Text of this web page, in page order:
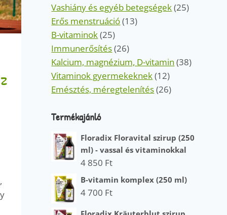
Vashiány és egyéb betegségek(25)
Erős menstruáció(13)
B-vitaminok(25)
Immunerősítés(26)
Kalcium, magnézium, D-vitamin (38)
Vitaminok gyermekeknek(12)
Emésztés, méregtelenítés(26)
Termékajánló
Floradix Floravital szirup (250
ml) - vassal és vitaminokkal
4 850 Ft
B-vitamin komplex (250 ml)
4 700 Ft